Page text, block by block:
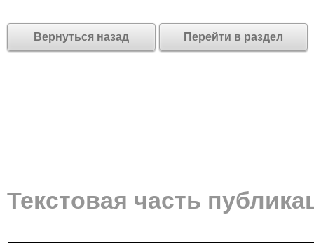
Вернуться назад Перейти в раздел
Текстовая часть